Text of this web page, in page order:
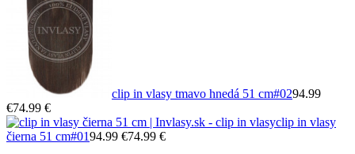
clip in vlasy tmavo hnedá 51 cm#0294.99
€74.99 €
clip in vlasy
čierna 51 cm#0194.99 €74.99 €